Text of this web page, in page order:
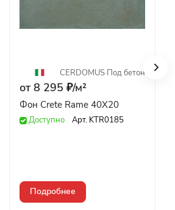
CERDOMUS·Под бетон
от 8 295 ₽/м²
Фон Crete Rame 40X20
Доступно Арт. KTR0185
Подробнее